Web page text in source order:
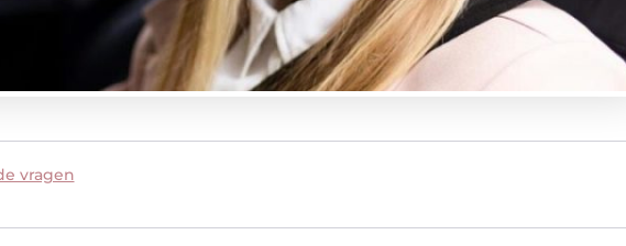
vragen